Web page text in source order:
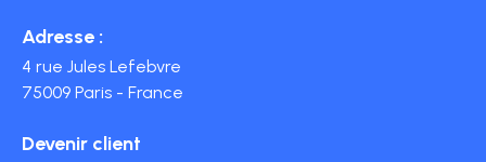
Adresse :
4 rue Jules Lefebvre
75009 Paris - France
Devenir client